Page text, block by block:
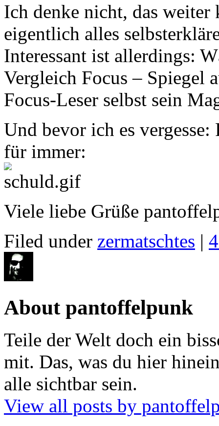
Ich denke nicht, das weiter
eigentlich alles
Interessant ist allerdings:
Vergleich Focus – Spiegel
Focus-Leser selbst sein
Und bevor ich es
für immer:
Viele liebe Grüße
Filed under zermatschtes |
About pantoffelpunk
Teile der Welt doch ein
mit. Das, was du hier
alle sichtbar sein.
View all posts by